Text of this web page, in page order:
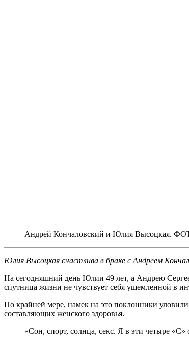
Андрей Кончаловский и Юлия Высоцкая.
Юлия Высоцкая счастлива в браке с Андреем
На сегодняшний день Юлии 49 лет, а Андрею
спутница жизни не чувствует себя ущемленной в
По крайней мере, намек на это поклонники
составляющих женского здоровья.
«Сон, спорт, солнца, секс. Я в эти четыре «С»